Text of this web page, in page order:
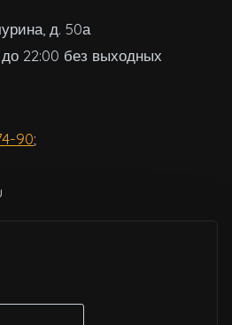
д. 50а
22:00 без выходных
90;